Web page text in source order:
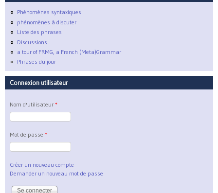
Phénomènes syntaxiques
phénomènes à discuter
Liste des phrases
Discussions
a tour of FRMG, a French (Meta)Grammar
Phrases du jour
Connexion utilisateur
Nom d'utilisateur *
Mot de passe *
Créer un nouveau compte
Demander un nouveau mot de passe